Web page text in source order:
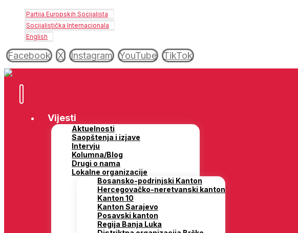
Partija Europskih Socijalista
Socijalistička Internacionala
English
Facebook X Instagram YouTube TikTok
Vijesti
Aktuelnosti
Saopštenja i izjave
Intervju
Kolumna/Blog
Drugi o nama
Lokalne organizacije
Bosansko-podrinjski Kanton
Hercegovačko-neretvanski kanton
Kanton 10
Kanton Sarajevo
Posavski kanton
Regija Banja Luka